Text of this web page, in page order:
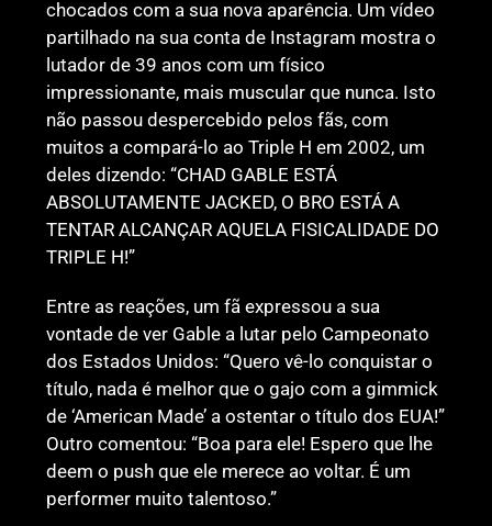
chocados com a sua nova aparência. Um vídeo
partilhado na sua conta de Instagram mostra o
lutador de 39 anos com um físico
impressionante, mais muscular que nunca. Isto
não passou despercebido pelos fãs, com
muitos a compará-lo ao Triple H em 2002, um
deles dizendo: “CHAD GABLE ESTÁ
ABSOLUTAMENTE JACKED, O BRO ESTÁ A
TENTAR ALCANÇAR AQUELA FISICALIDADE DO
TRIPLE H!”
Entre as reações, um fã expressou a sua
vontade de ver Gable a lutar pelo Campeonato
dos Estados Unidos: “Quero vê-lo conquistar o
título, nada é melhor que o gajo com a gimmick
de ‘American Made’ a ostentar o título dos EUA!”
Outro comentou: “Boa para ele! Espero que lhe
deem o push que ele merece ao voltar. É um
performer muito talentoso.”